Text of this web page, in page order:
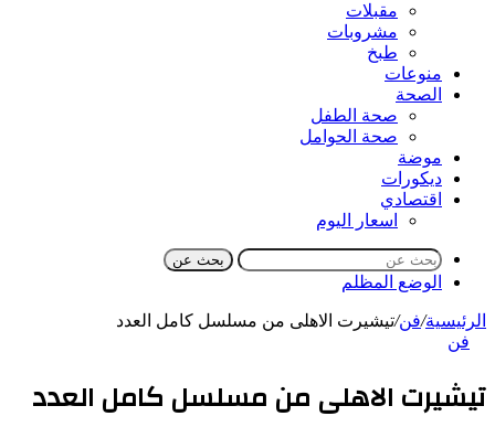
مقبلات
مشروبات
طبخ
منوعات
الصحة
صحة الطفل
صحة الحوامل
موضة
ديكورات
اقتصادي
اسعار اليوم
بحث عن
الوضع المظلم
الرئيسية/فن/تيشيرت الاهلى من مسلسل كامل العدد
فن
تيشيرت الاهلى من مسلسل كامل العدد